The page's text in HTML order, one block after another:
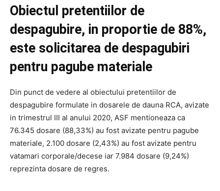
Obiectul pretentiilor de
despagubire, in proportie de 88%,
este solicitarea de despagubiri
pentru pagube materiale
Din punct de vedere al obiectului pretentiilor de
despagubire formulate in dosarele de dauna RCA, avizate
in trimestrul III al anului 2020, ASF mentioneaza ca
76.345 dosare (88,33%) au fost avizate pentru pagube
materiale, 2.100 dosare (2,43%) au fost avizate pentru
vatamari corporale/decese iar 7.984 dosare (9,24%)
reprezinta dosare de regres.